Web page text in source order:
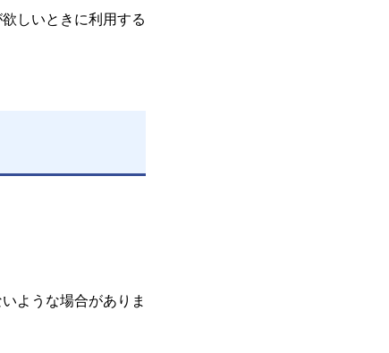
しいときに利用する
ような場合がありま